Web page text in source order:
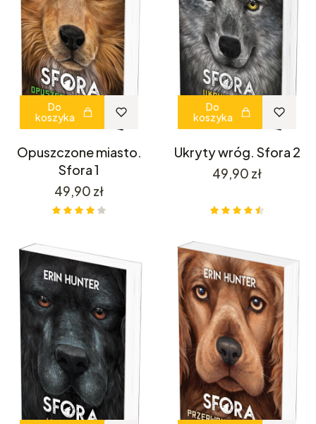
Do
koszyka
Opuszczone miasto.
Sfora 1
Cena
49,90 zł
Do
koszyka
Ukryty wróg. Sfora 2
Cena
49,90 zł